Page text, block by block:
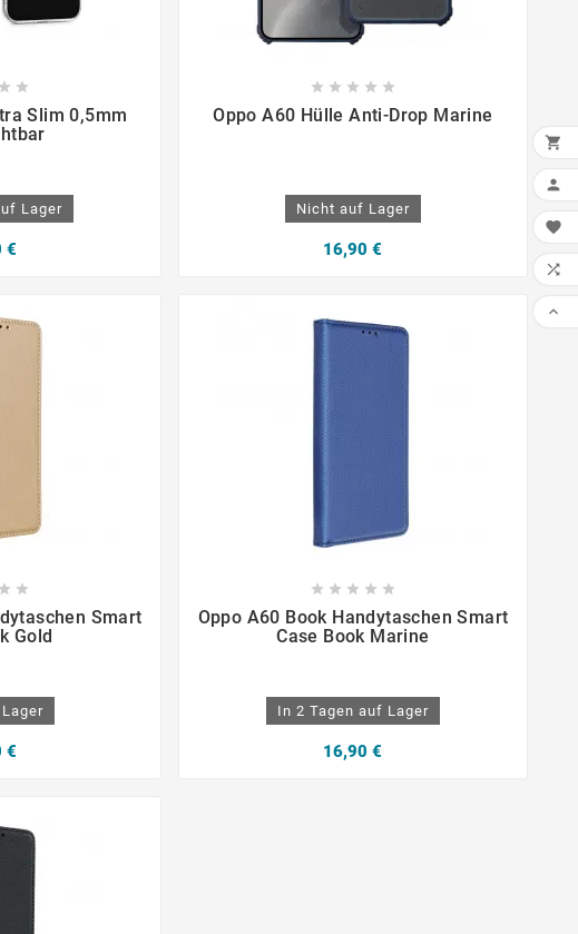

 
Slim 0,5mm
Lager
€
 
    
Oppo A60 Hülle Anti-Drop Marine
Nicht auf Lager
16,90 €
 
Smart
Gold
€
    
Oppo A60 Book Handytaschen Smart
Case Book Marine
In 2 Tagen auf Lager
16,90 €




